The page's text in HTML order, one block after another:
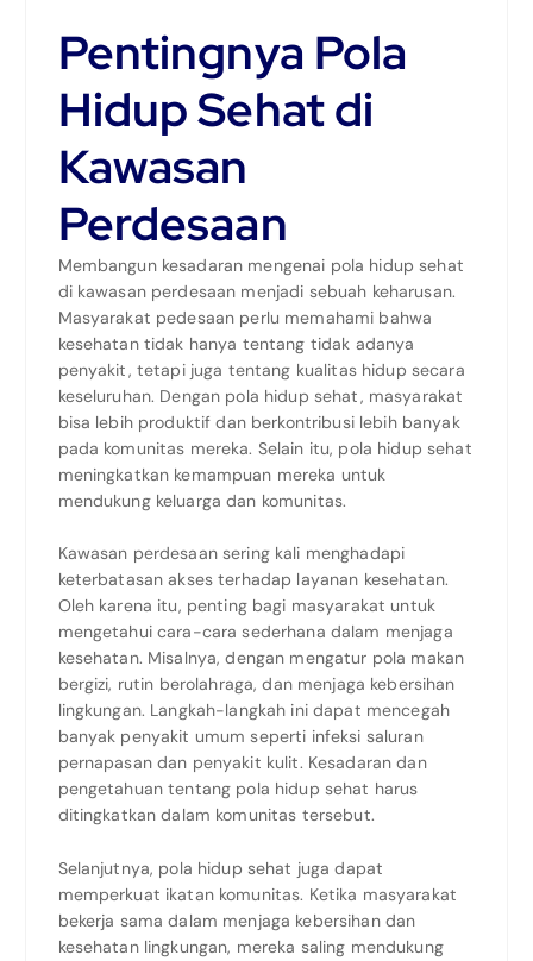
Pentingnya Pola
Hidup Sehat di
Kawasan
Perdesaan
Membangun kesadaran mengenai pola hidup sehat
di kawasan perdesaan menjadi sebuah keharusan.
Masyarakat pedesaan perlu memahami bahwa
kesehatan tidak hanya tentang tidak adanya
penyakit, tetapi juga tentang kualitas hidup secara
keseluruhan. Dengan pola hidup sehat, masyarakat
bisa lebih produktif dan berkontribusi lebih banyak
pada komunitas mereka. Selain itu, pola hidup sehat
meningkatkan kemampuan mereka untuk
mendukung keluarga dan komunitas.
Kawasan perdesaan sering kali menghadapi
keterbatasan akses terhadap layanan kesehatan.
Oleh karena itu, penting bagi masyarakat untuk
mengetahui cara-cara sederhana dalam menjaga
kesehatan. Misalnya, dengan mengatur pola makan
bergizi, rutin berolahraga, dan menjaga kebersihan
lingkungan. Langkah-langkah ini dapat mencegah
banyak penyakit umum seperti infeksi saluran
pernapasan dan penyakit kulit. Kesadaran dan
pengetahuan tentang pola hidup sehat harus
ditingkatkan dalam komunitas tersebut.
Selanjutnya, pola hidup sehat juga dapat
memperkuat ikatan komunitas. Ketika masyarakat
bekerja sama dalam menjaga kebersihan dan
kesehatan lingkungan, mereka saling mendukung